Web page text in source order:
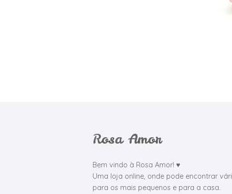
Rosa Amor
Bem vindo à Rosa Amor! ♥
Uma loja online, onde pode encontrar
para os mais pequenos e para a casa.